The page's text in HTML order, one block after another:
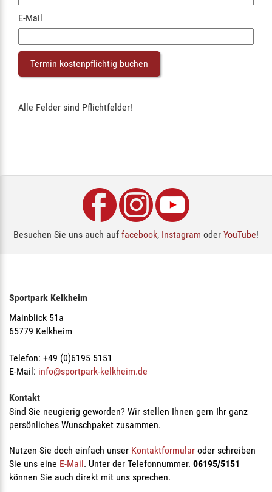
E-Mail
Alle Felder sind Pflichtfelder!
Besuchen Sie uns auch auf facebook, Instagram oder YouTube!
Sportpark Kelkheim
Mainblick 51a
65779 Kelkheim
Telefon: +49 (0)6195 5151
E-Mail: info@sportpark-kelkheim.de
Kontakt
Sind Sie neugierig geworden? Wir stellen Ihnen gern Ihr ganz
persönliches Wunschpaket zusammen.
Nutzen Sie doch einfach unser Kontaktformular oder schreiben
Sie uns eine E-Mail. Unter der Telefonnummer. 06195/5151
können Sie auch direkt mit uns sprechen.